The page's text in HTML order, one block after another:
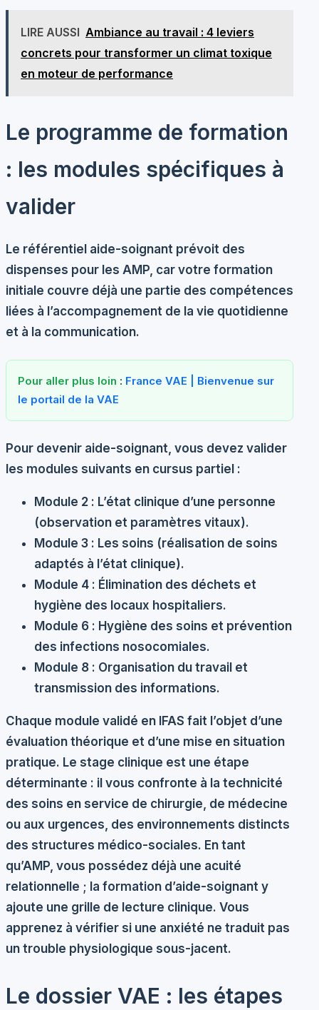
LIRE AUSSI Ambiance au travail : 4 leviers
concrets pour transformer un climat toxique
en moteur de performance
Le programme de formation
: les modules spécifiques à
valider
Le référentiel aide-soignant prévoit des
dispenses pour les AMP, car votre formation
initiale couvre déjà une partie des compétences
liées à l’accompagnement de la vie quotidienne
et à la communication.
Pour aller plus loin : France VAE | Bienvenue sur
le portail de la VAE
Pour devenir aide-soignant, vous devez valider
les modules suivants en cursus partiel :
Module 2 : L’état clinique d’une personne
(observation et paramètres vitaux).
Module 3 : Les soins (réalisation de soins
adaptés à l’état clinique).
Module 4 : Élimination des déchets et
hygiène des locaux hospitaliers.
Module 6 : Hygiène des soins et prévention
des infections nosocomiales.
Module 8 : Organisation du travail et
transmission des informations.
Chaque module validé en IFAS fait l’objet d’une
évaluation théorique et d’une mise en situation
pratique. Le stage clinique est une étape
déterminante : il vous confronte à la technicité
des soins en service de chirurgie, de médecine
ou aux urgences, des environnements distincts
des structures médico-sociales. En tant
qu’AMP, vous possédez déjà une acuité
relationnelle ; la formation d’aide-soignant y
ajoute une grille de lecture clinique. Vous
apprenez à vérifier si une anxiété ne traduit pas
un trouble physiologique sous-jacent.
Le dossier VAE : les étapes